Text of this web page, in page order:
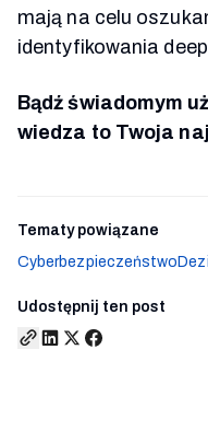
mają na celu
identyfikowania
Bądź świadomym
wiedza to Twoja
Tematy powiązane
Cyberbezpieczeństwo
Udostępnij ten post